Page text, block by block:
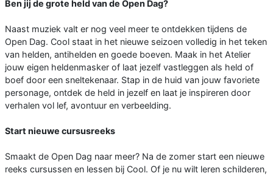
Ben jij de grote held van de Open Dag?
Naast muziek valt er nog veel meer te ontdekken tijdens de
Open Dag. Cool staat in het nieuwe seizoen volledig in het teken
van helden, antihelden en goede boeven. Maak in het Atelier
jouw eigen heldenmasker of laat jezelf vastleggen als held of
boef door een sneltekenaar. Stap in de huid van jouw favoriete
personage, ontdek de held in jezelf en laat je inspireren door
verhalen vol lef, avontuur en verbeelding.
Start nieuwe cursusreeks
Smaakt de Open Dag naar meer? Na de zomer start een nieuwe
reeks cursussen en lessen bij Cool. Of je nu wilt leren schilderen,